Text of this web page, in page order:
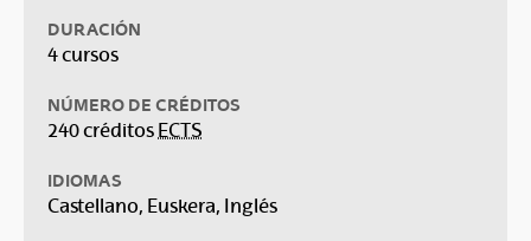
DURACIÓN
4 cursos
NÚMERO DE CRÉDITOS
240 créditos ECTS
IDIOMAS
Castellano, Euskera, Inglés